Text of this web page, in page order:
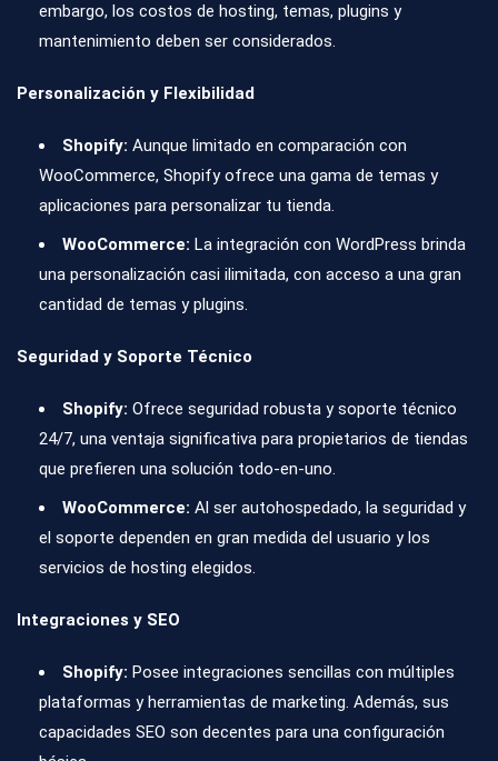
embargo, los costos de hosting, temas, plugins y
mantenimiento deben ser considerados.
Personalización y Flexibilidad
Shopify: Aunque limitado en comparación con
WooCommerce, Shopify ofrece una gama de temas y
aplicaciones para personalizar tu tienda.
WooCommerce: La integración con WordPress brinda
una personalización casi ilimitada, con acceso a una gran
cantidad de temas y plugins.
Seguridad y Soporte Técnico
Shopify: Ofrece seguridad robusta y soporte técnico
24/7, una ventaja significativa para propietarios de tiendas
que prefieren una solución todo-en-uno.
WooCommerce: Al ser autohospedado, la seguridad y
el soporte dependen en gran medida del usuario y los
servicios de hosting elegidos.
Integraciones y SEO
Shopify: Posee integraciones sencillas con múltiples
plataformas y herramientas de marketing. Además, sus
capacidades SEO son decentes para una configuración